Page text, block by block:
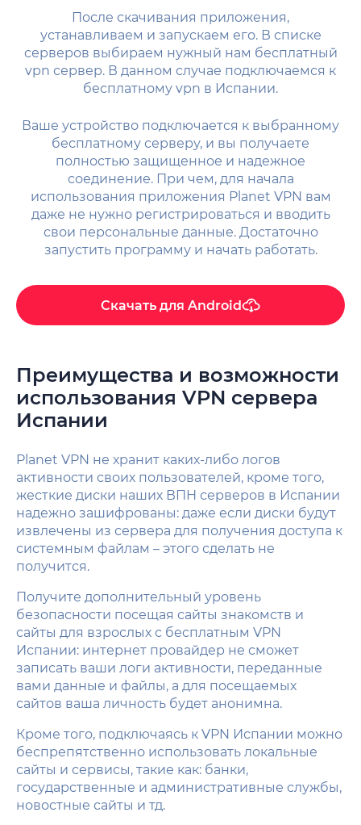
После скачивания приложения,
устанавливаем и запускаем его. В списке
серверов выбираем нужный нам бесплатный
vpn сервер. В данном случае подключаемся к
бесплатному vpn в Испании.
Ваше устройство подключается к выбранному
бесплатному серверу, и вы получаете
полностью защищенное и надежное
соединение. При чем, для начала
использования приложения Planet VPN вам
даже не нужно регистрироваться и вводить
свои персональные данные. Достаточно
запустить программу и начать работать.
Скачать для Android
Преимущества и возможности
использования VPN сервера
Испании
Planet VPN не хранит каких-либо логов
активности своих пользователей, кроме того,
жесткие диски наших ВПН серверов в Испании
надежно зашифрованы: даже если диски будут
извлечены из сервера для получения доступа к
системным файлам – этого сделать не
получится.
Получите дополнительный уровень
безопасности посещая сайты знакомств и
сайты для взрослых с бесплатным VPN
Испании: интернет провайдер не сможет
записать ваши логи активности, переданные
вами данные и файлы, а для посещаемых
сайтов ваша личность будет анонимна.
Кроме того, подключаясь к VPN Испании можно
беспрепятственно использовать локальные
сайты и сервисы, такие как: банки,
государственные и административные службы,
новостные сайты и тд.